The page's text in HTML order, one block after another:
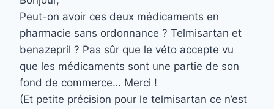
Peut-on avoir ces deux médicaments en
pharmacie sans ordonnance ? Telmisartan et
benazepril ? Pas sûr que le véto accepte vu
que les médicaments sont une partie de son
fond de commerce… Merci !
(Et petite précision pour le telmisartan ce n’est